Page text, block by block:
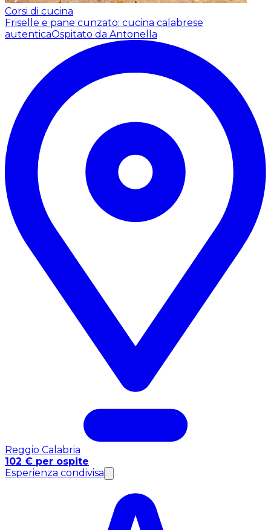
Corsi di cucina
Friselle e pane cunzato: cucina calabrese
autenticaOspitato da Antonella
Reggio Calabria
102 € per ospite
Esperienza condivisa